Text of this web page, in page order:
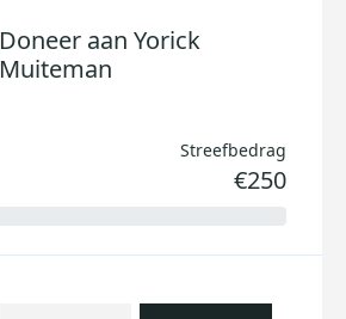
Doneer aan Yorick
Muiteman
Streefbedrag
€250